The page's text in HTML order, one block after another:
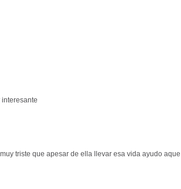
interesante
triste que apesar de ella llevar esa vida ayudo